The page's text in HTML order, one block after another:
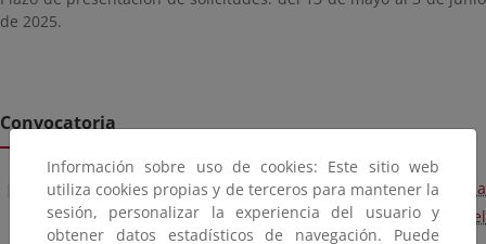
de 2025.
Convocatoria
Resolución de 1 de mayo de 2025, de la Subsecretaría, por la
que se convoca la provisión de puestos de trabajo por el
Información sobre uso de cookies: Este sitio web
utiliza cookies propias y de terceros para mantener la
sesión, personalizar la experiencia del usuario y
obtener datos estadísticos de navegación. Puede